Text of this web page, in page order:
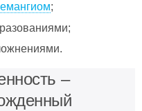
;
–